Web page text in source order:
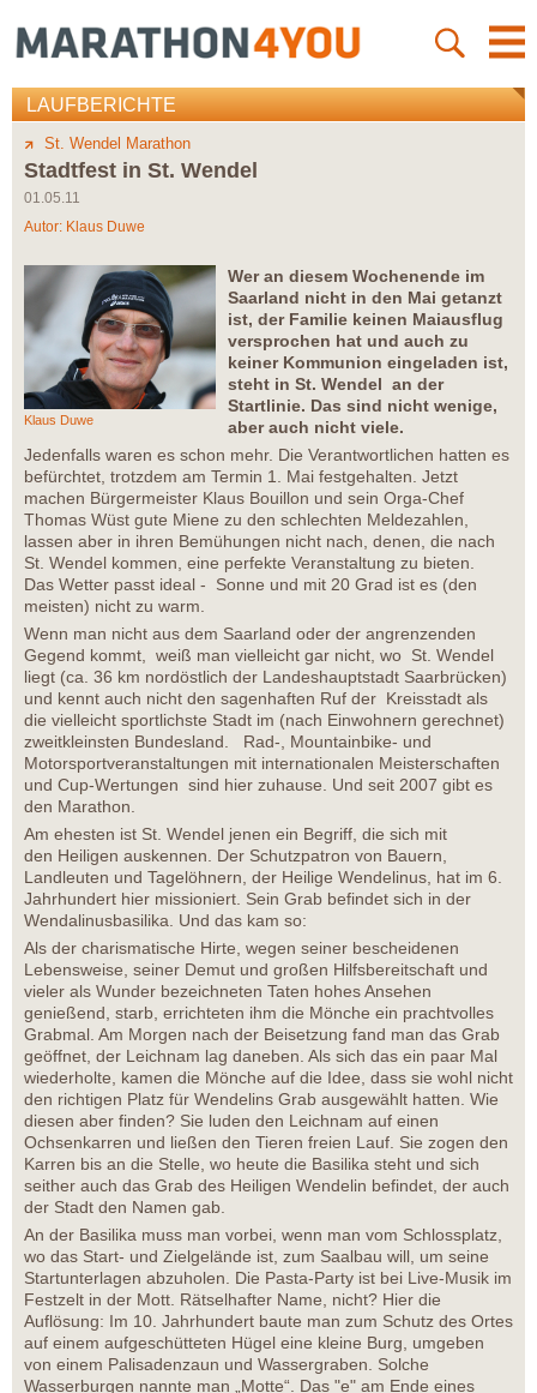
LAUFBERICHTE
St. Wendel Marathon
Stadtfest in St. Wendel
01.05.11
Autor: Klaus Duwe
Klaus Duwe
Wer an diesem Wochenende im
Saarland nicht in den Mai getanzt
ist, der Familie keinen Maiausflug
versprochen hat und auch zu
keiner Kommunion eingeladen ist,
steht in St. Wendel an der
Startlinie. Das sind nicht wenige,
aber auch nicht viele.
Jedenfalls waren es schon mehr. Die Verantwortlichen hatten es
befürchtet, trotzdem am Termin 1. Mai festgehalten. Jetzt
machen Bürgermeister Klaus Bouillon und sein Orga-Chef
Thomas Wüst gute Miene zu den schlechten Meldezahlen,
lassen aber in ihren Bemühungen nicht nach, denen, die nach
St. Wendel kommen, eine perfekte Veranstaltung zu bieten.
Das Wetter passt ideal - Sonne und mit 20 Grad ist es (den
meisten) nicht zu warm.
Wenn man nicht aus dem Saarland oder der angrenzenden
Gegend kommt, weiß man vielleicht gar nicht, wo St. Wendel
liegt (ca. 36 km nordöstlich der Landeshauptstadt Saarbrücken)
und kennt auch nicht den sagenhaften Ruf der Kreisstadt als
die vielleicht sportlichste Stadt im (nach Einwohnern gerechnet)
zweitkleinsten Bundesland. Rad-, Mountainbike- und
Motorsportveranstaltungen mit internationalen Meisterschaften
und Cup-Wertungen sind hier zuhause. Und seit 2007 gibt es
den Marathon.
Am ehesten ist St. Wendel jenen ein Begriff, die sich mit
den Heiligen auskennen. Der Schutzpatron von Bauern,
Landleuten und Tagelöhnern, der Heilige Wendelinus, hat im 6.
Jahrhundert hier missioniert. Sein Grab befindet sich in der
Wendalinusbasilika. Und das kam so:
Als der charismatische Hirte, wegen seiner bescheidenen
Lebensweise, seiner Demut und großen Hilfsbereitschaft und
vieler als Wunder bezeichneten Taten hohes Ansehen
genießend, starb, errichteten ihm die Mönche ein prachtvolles
Grabmal. Am Morgen nach der Beisetzung fand man das Grab
geöffnet, der Leichnam lag daneben. Als sich das ein paar Mal
wiederholte, kamen die Mönche auf die Idee, dass sie wohl nicht
den richtigen Platz für Wendelins Grab ausgewählt hatten. Wie
diesen aber finden? Sie luden den Leichnam auf einen
Ochsenkarren und ließen den Tieren freien Lauf. Sie zogen den
Karren bis an die Stelle, wo heute die Basilika steht und sich
seither auch das Grab des Heiligen Wendelin befindet, der auch
der Stadt den Namen gab.
An der Basilika muss man vorbei, wenn man vom Schlossplatz,
wo das Start- und Zielgelände ist, zum Saalbau will, um seine
Startunterlagen abzuholen. Die Pasta-Party ist bei Live-Musik im
Festzelt in der Mott. Rätselhafter Name, nicht? Hier die
Auflösung: Im 10. Jahrhundert baute man zum Schutz des Ortes
auf einem aufgeschütteten Hügel eine kleine Burg, umgeben
von einem Palisadenzaun und Wassergraben. Solche
Wasserburgen nannte man „Motte“. Das "e" am Ende eines